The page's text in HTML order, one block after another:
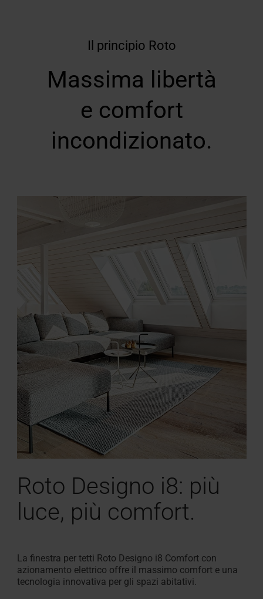
Il principio Roto
Massima libertà
e comfort
incondizionato.
Roto Designo i8: più
luce, più comfort.
La finestra per tetti Roto Designo i8 Comfort con
azionamento elettrico offre il massimo comfort e una
tecnologia innovativa per gli spazi abitativi.